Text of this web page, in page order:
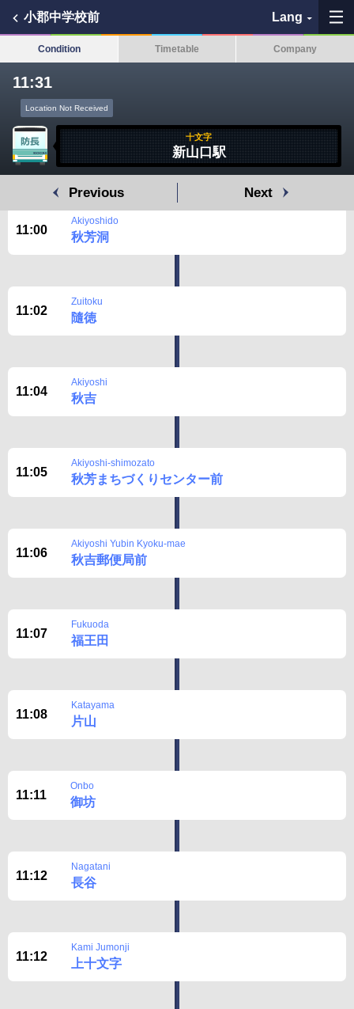
小郡中学校前 Lang
History
See the map
Search bus stop
問題を報告
Disclaimer
Condition Timetable Company
11:31
Location Not Received
十文字
新山口駅
Previous Next
11:00
Akiyoshido
秋芳洞
11:02
Zuitoku
隨徳
11:04
Akiyoshi
秋吉
11:05
Akiyoshi-shimozato
秋芳まちづくりセンター前
11:06
Akiyoshi Yubin Kyoku-mae
秋吉郵便局前
11:07
Fukuoda
福王田
11:08
Katayama
片山
11:11
Onbo
御坊
11:12
Nagatani
長谷
11:12
Kami Jumonji
上十文字